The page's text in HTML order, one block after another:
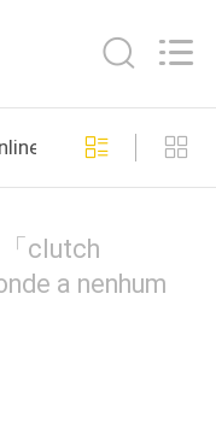
clutch
a nenhum